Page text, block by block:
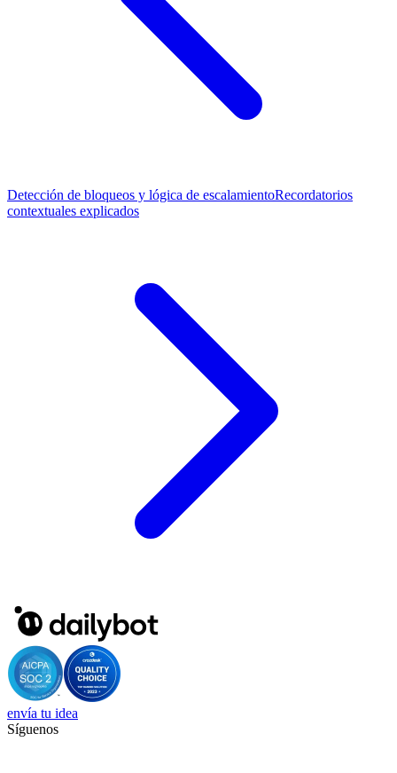
Detección de bloqueos y lógica de escalamientoRecordatorios
contextuales explicados
envía tu idea
Síguenos